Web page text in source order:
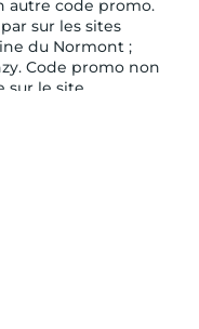
autre code promo.
sur les sites
du Normont ;
Code promo non
sur le site